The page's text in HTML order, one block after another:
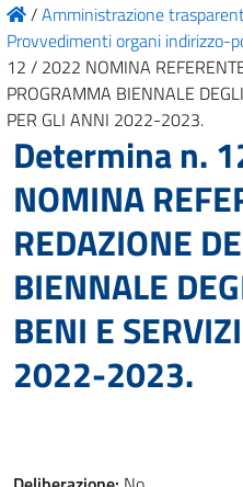
/Amministrazione
Provvedimenti organi indirizzo-
12 / 2022 NOMINA
PROGRAMMA BIENNALE
PER GLI ANNI 2022-2023.
Determina n.
NOMINA
REDAZIONE
BIENNALE
BENI E
2022-2023.